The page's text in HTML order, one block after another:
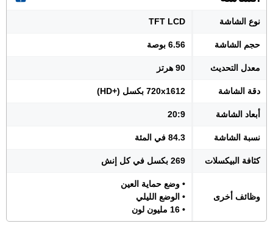
نوع الشاشة TFT LCD
حجم الشاشة 6.56 بوصة
معدل التحديث 90 هرتز
دقة الشاشة 720x1612 بكسل (+HD)
أبعاد الشاشة 20:9
نسبة الشاشة 84.3 في المئة
كثافة البيكسلات 269 بكسل في كل إنش
وظائف أخرى
• وضع حماية العين
• الوضع الليلي
• 16 مليون لون